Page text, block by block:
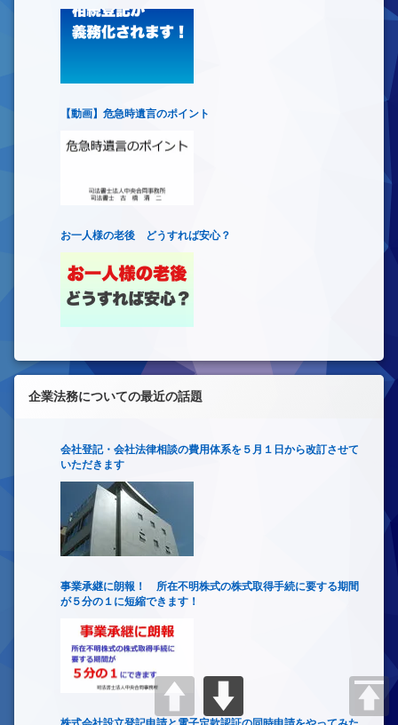
【動画】危急時遺言のポイント
お一人様の老後 どうすれば安心？
企業法務についての最近の話題
会社登記・会社法律相談の費用体系を５月１日から改訂させて
いただきます
事業承継に朗報！ 所在不明株式の株式取得手続に要する期間
が５分の１に短縮できます！